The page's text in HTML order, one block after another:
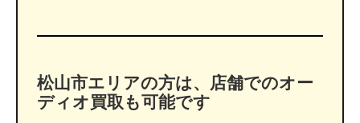
松山市エリアの方は、店舗でのオー
ディオ買取も可能です